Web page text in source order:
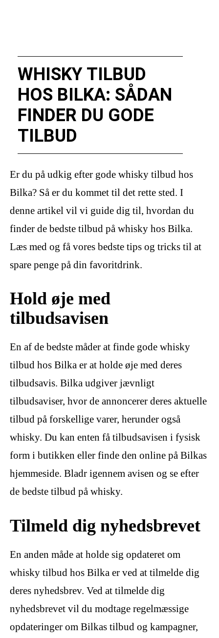
WHISKY TILBUD
HOS BILKA: SÅDAN
FINDER DU GODE
TILBUD
Er du på udkig efter gode whisky tilbud hos
Bilka? Så er du kommet til det rette sted. I
denne artikel vil vi guide dig til, hvordan du
finder de bedste tilbud på whisky hos Bilka.
Læs med og få vores bedste tips og tricks til at
spare penge på din favoritdrink.
Hold øje med
tilbudsavisen
En af de bedste måder at finde gode whisky
tilbud hos Bilka er at holde øje med deres
tilbudsavis. Bilka udgiver jævnligt
tilbudsaviser, hvor de annoncerer deres aktuelle
tilbud på forskellige varer, herunder også
whisky. Du kan enten få tilbudsavisen i fysisk
form i butikken eller finde den online på Bilkas
hjemmeside. Bladr igennem avisen og se efter
de bedste tilbud på whisky.
Tilmeld dig nyhedsbrevet
En anden måde at holde sig opdateret om
whisky tilbud hos Bilka er ved at tilmelde dig
deres nyhedsbrev. Ved at tilmelde dig
nyhedsbrevet vil du modtage regelmæssige
opdateringer om Bilkas tilbud og kampagner,